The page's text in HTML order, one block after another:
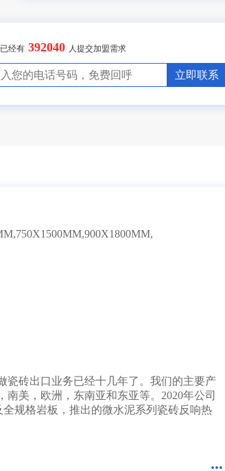
10分钟前 四川贺先生成功提交需求
2分钟前 山东甘先生成功提交需求
3分钟前 广东古先生成功提交需求
1分钟前 湖北胡先生成功提交需求
1分钟前 湖北胡先生成功提交需求
10分钟前 四川贺先生成功提交需求
27分钟前 北京吴女士成功提交需求
2分钟前 山东甘先生成功提交需求
经有 392040 人提交加盟需求
立即联系
瓷砖出口业务已经十几年了。我们的主要产
美，欧洲，东南亚和东亚等。2020年公司
规格岩板，推出的微水泥系列瓷砖反响热